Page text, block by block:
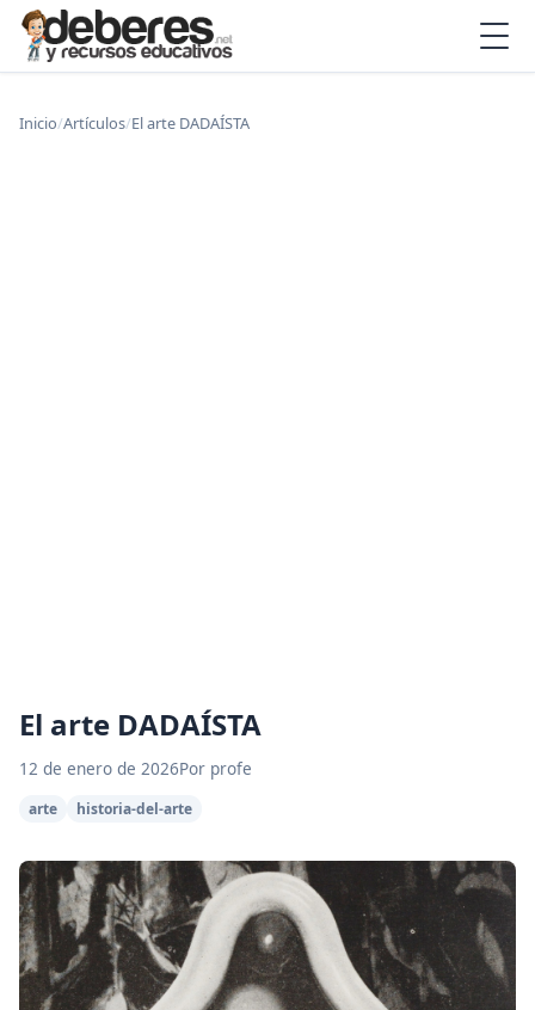
Inicio/Artículos/El arte DADAÍSTA
El arte DADAÍSTA
12 de enero de 2026Por profe
arte historia-del-arte